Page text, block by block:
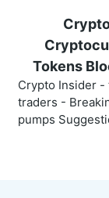
Tokens
Crypto Insider
traders -
pumps